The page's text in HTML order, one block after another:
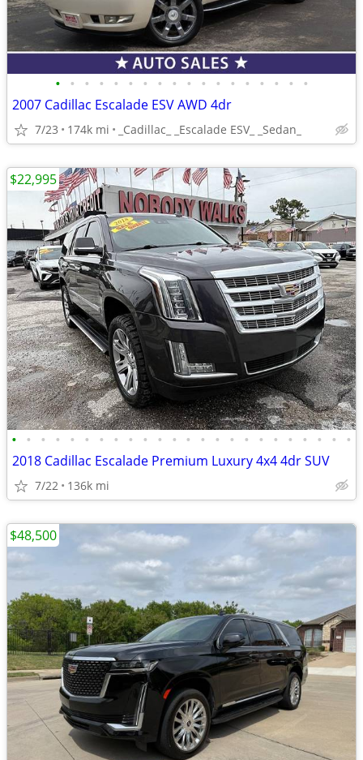
• • • • • • • • • • • • • • • • • •
2007 Cadillac Escalade ESV AWD 4dr
7/23 174k mi _Cadillac_ _Escalade ESV_ _Sedan_
• • • • • • • • • • • • • • • • • • • • • • • •
2018 Cadillac Escalade Premium Luxury 4x4 4dr SUV
7/22 136k mi
$22,995
$48,500